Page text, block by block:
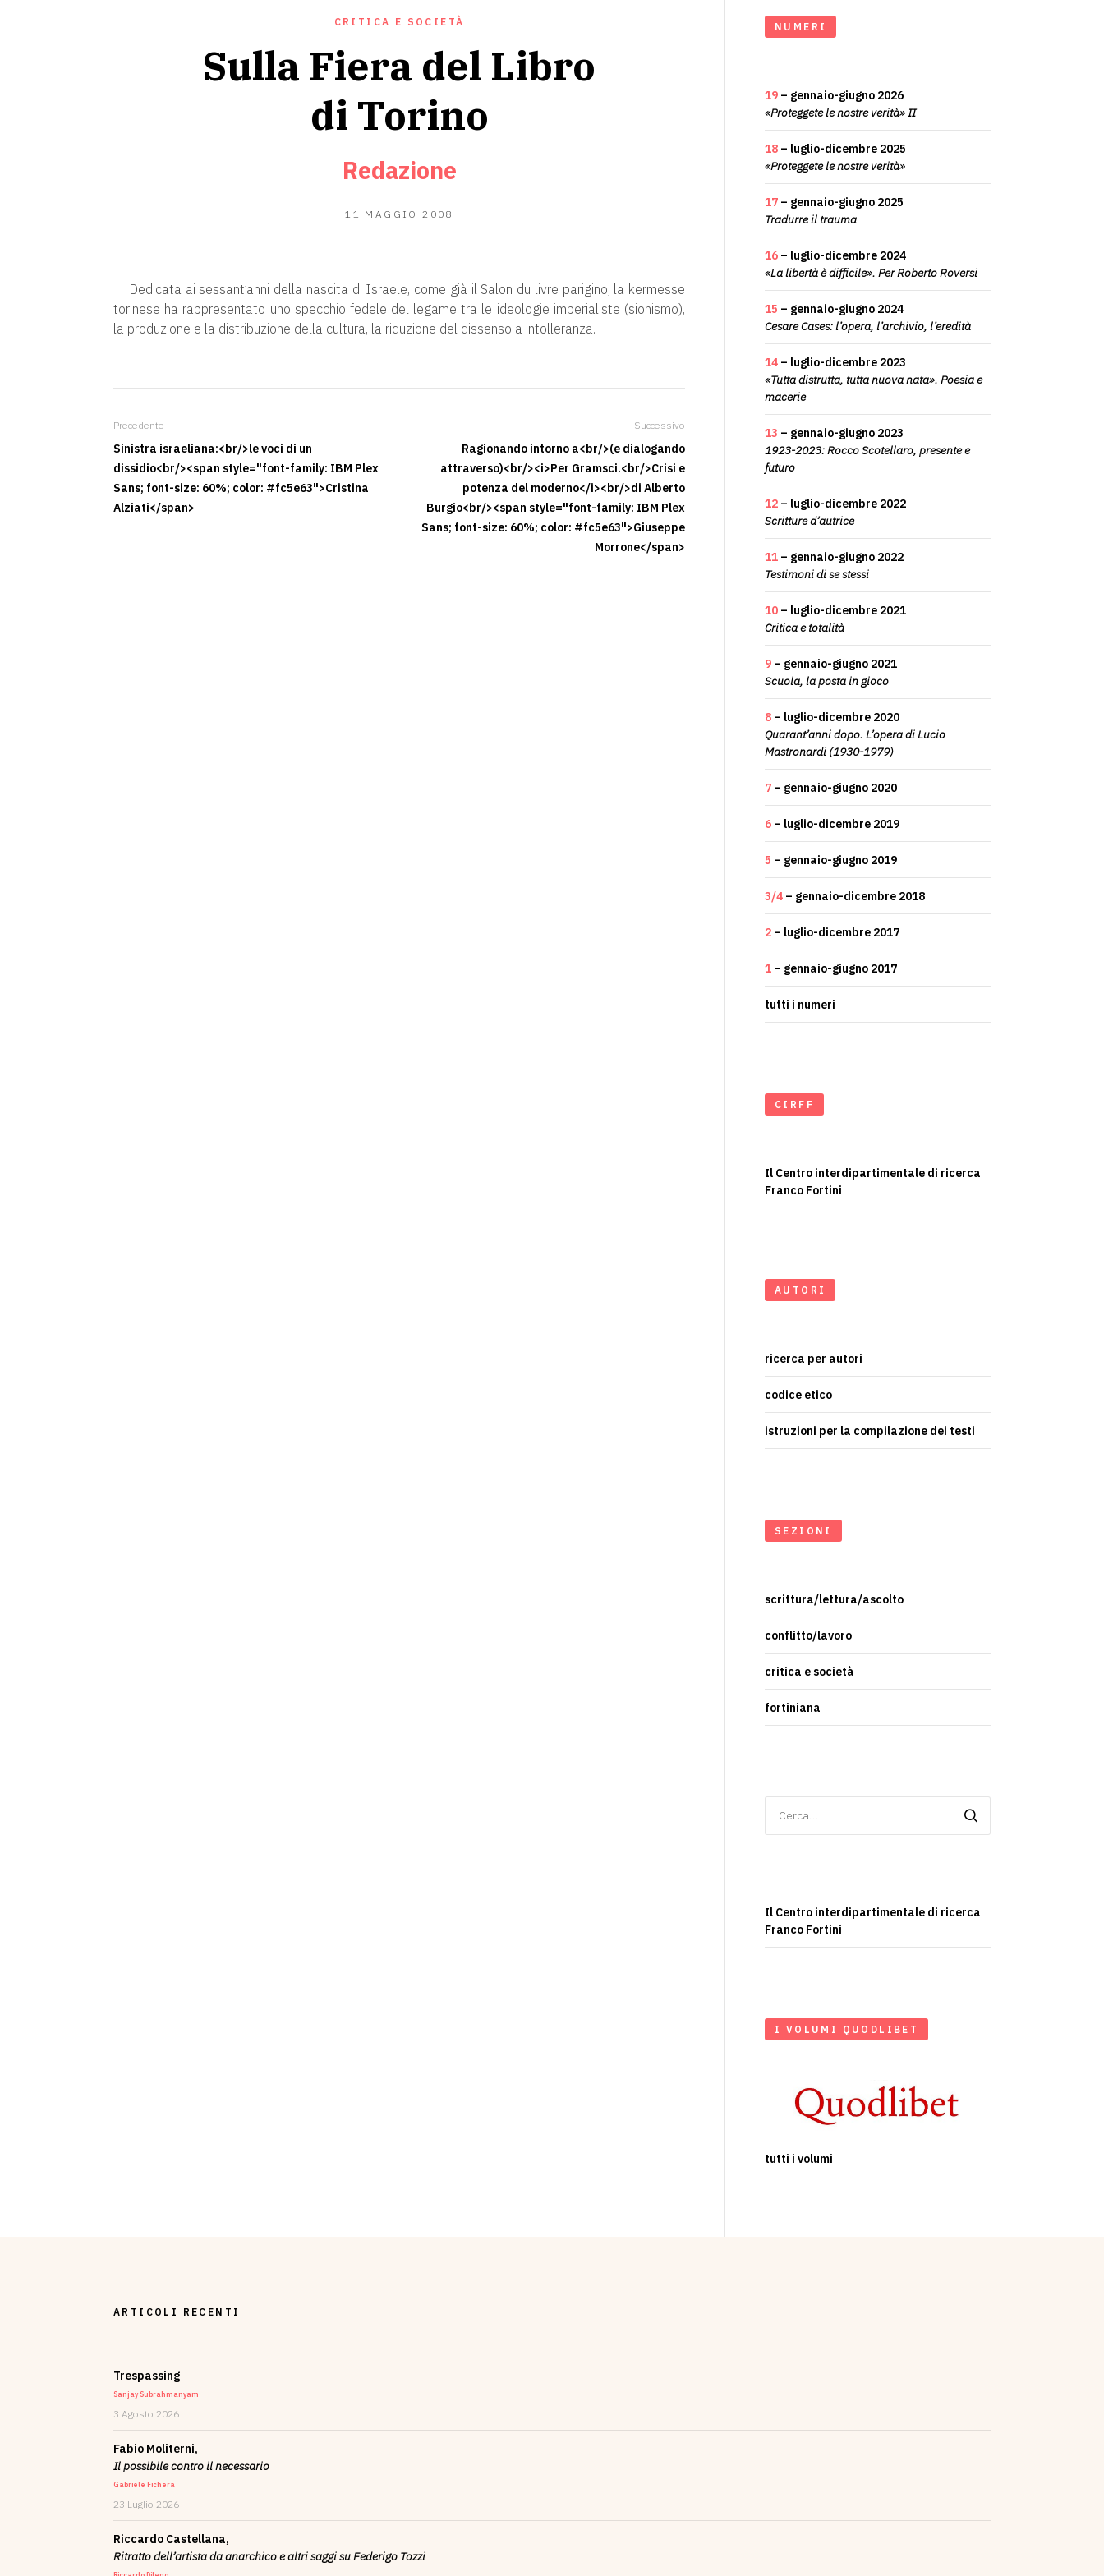
CRITICA E SOCIETÀ
Sulla Fiera del Libro
di Torino
Redazione
11 MAGGIO 2008
Dedicata ai sessant’anni della nascita di Israele, come già il Salon du livre parigino, la kermesse
torinese ha rappresentato uno specchio fedele del legame tra le ideologie imperialiste (sionismo),
la produzione e la distribuzione della cultura, la riduzione del dissenso a intolleranza.
Precedente
Sinistra israeliana:<br/>le voci di un
dissidio<br/><span style="font-family: IBM Plex
Sans; font-size: 60%; color: #fc5e63">Cristina
Alziati</span>
Successivo
Ragionando intorno a<br/>(e dialogando
attraverso)<br/><i>Per Gramsci.<br/>Crisi e
potenza del moderno</i><br/>di Alberto
Burgio<br/><span style="font-family: IBM Plex
Sans; font-size: 60%; color: #fc5e63">Giuseppe
Morrone</span>
NUMERI
19 – gennaio-giugno 2026
«Proteggete le nostre verità» II
18 – luglio-dicembre 2025
«Proteggete le nostre verità»
17 – gennaio-giugno 2025
Tradurre il trauma
16 – luglio-dicembre 2024
«La libertà è difficile». Per Roberto Roversi
15 – gennaio-giugno 2024
Cesare Cases: l’opera, l’archivio, l’eredità
14 – luglio-dicembre 2023
«Tutta distrutta, tutta nuova nata». Poesia e
macerie
13 – gennaio-giugno 2023
1923-2023: Rocco Scotellaro, presente e
futuro
12 – luglio-dicembre 2022
Scritture d’autrice
11 – gennaio-giugno 2022
Testimoni di se stessi
10 – luglio-dicembre 2021
Critica e totalità
9 – gennaio-giugno 2021
Scuola, la posta in gioco
8 – luglio-dicembre 2020
Quarant’anni dopo. L’opera di Lucio
Mastronardi (1930-1979)
7 – gennaio-giugno 2020
6 – luglio-dicembre 2019
5 – gennaio-giugno 2019
3/4 – gennaio-dicembre 2018
2 – luglio-dicembre 2017
1 – gennaio-giugno 2017
tutti i numeri
CIRFF
Il Centro interdipartimentale di ricerca
Franco Fortini
AUTORI
ricerca per autori
codice etico
istruzioni per la compilazione dei testi
SEZIONI
scrittura/lettura/ascolto
conflitto/lavoro
critica e società
fortiniana
per:
Il Centro interdipartimentale di ricerca
Franco Fortini
I VOLUMI QUODLIBET
tutti i volumi
ARTICOLI RECENTI
Trespassing
Sanjay Subrahmanyam
3 Agosto 2026
Fabio Moliterni,
Il possibile contro il necessario
Gabriele Fichera
23 Luglio 2026
Riccardo Castellana,
Ritratto dell’artista da anarchico e altri saggi su Federigo Tozzi